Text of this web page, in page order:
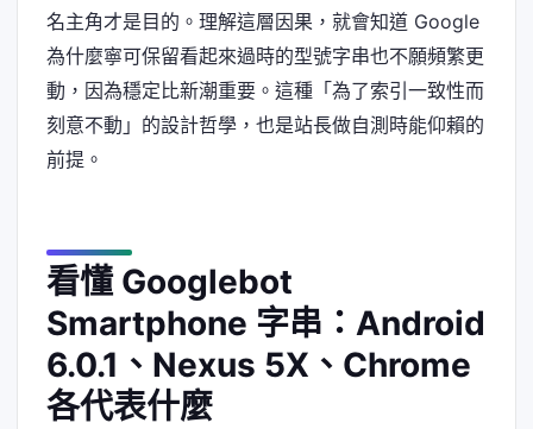
名主角才是目的。理解這層因果，就會知道 Google
為什麼寧可保留看起來過時的型號字串也不願頻繁更
動，因為穩定比新潮重要。這種「為了索引一致性而
刻意不動」的設計哲學，也是站長做自測時能仰賴的
前提。
看懂 Googlebot
Smartphone 字串：Android
6.0.1、Nexus 5X、Chrome
各代表什麼